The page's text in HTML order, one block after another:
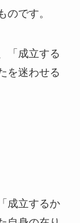
のです。
「成立する
を迷わせる
成立するか